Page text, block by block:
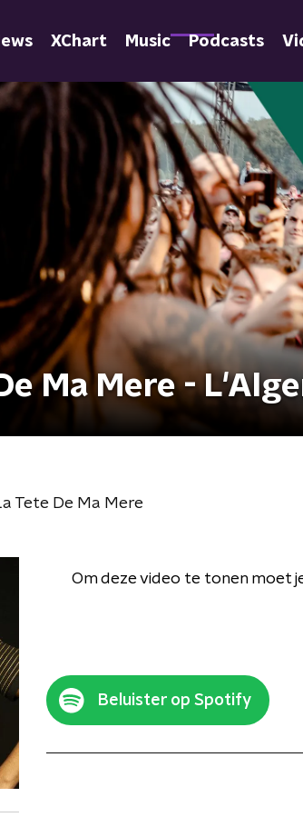
XChart Music Podcasts
Ma Mere -
Tete De Ma Mere
Om deze video te tonen moet
Beluister op Spotify